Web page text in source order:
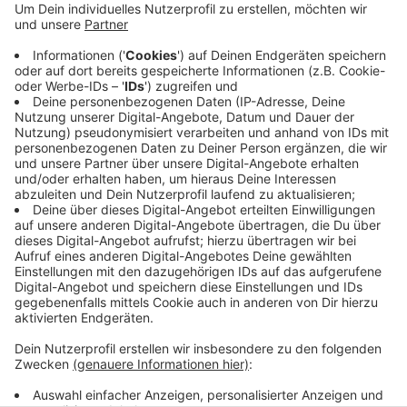
stellvertretend für die Freiwillige Feuerwehr. Die
Uhr) vergeben. Der Einsatz der Vereine sei
beispielhaft für das ehrenamtliche Engagement in
unserer Stadt, sagt der Bundestagsabgeordnete
Helge Lindh von der SPD. Der CIVITAS-Preis war
seine Idee.
Veröffentlicht:Montag, 20.02.2023 11:41
Anzeige
Anzeige